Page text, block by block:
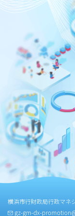
横浜市行財政局行政マネ
gz-gm-dx-